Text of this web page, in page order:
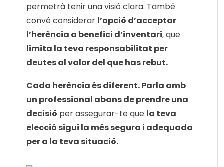
permetrà tenir una visió clara. També
convé considerar l’opció d’acceptar
l’herència a benefici d’inventari, que
limita la teva responsabilitat per
deutes al valor del que has rebut.
Cada herència és diferent. Parla amb
un professional abans de prendre una
decisió per assegurar-te que la teva
elecció sigui la més segura i adequada
per a la teva situació.